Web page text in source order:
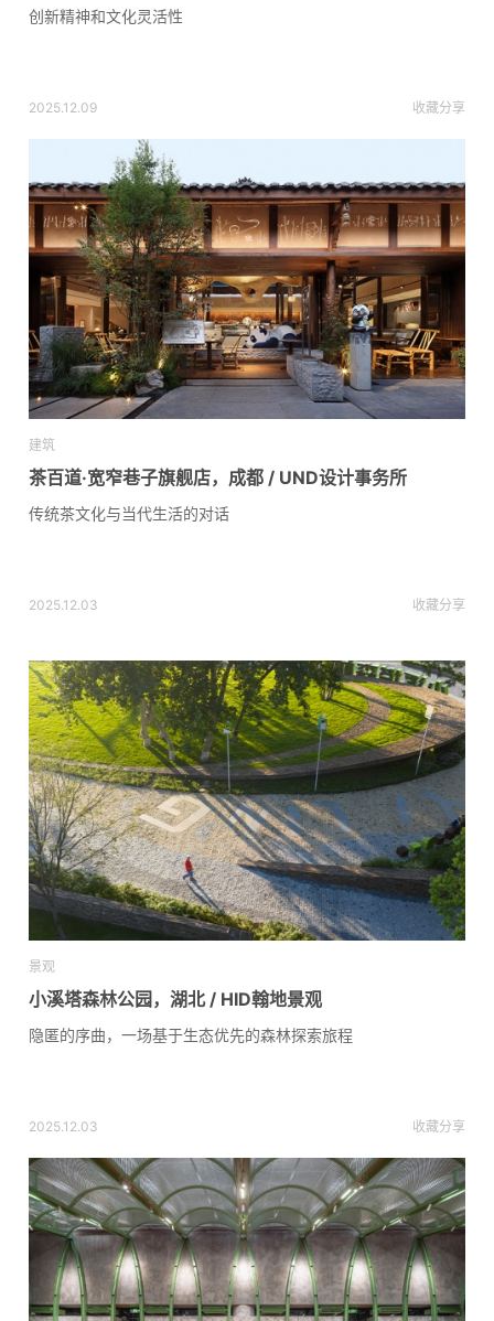
创新精神和文化灵活性
2025.12.09 收藏分享
建筑
茶百道·宽窄巷子旗舰店，成都 / UND设计事务所
传统茶文化与当代生活的对话
2025.12.03 收藏分享
景观
小溪塔森林公园，湖北 / HID翰地景观
隐匿的序曲，一场基于生态优先的森林探索旅程
2025.12.03 收藏分享